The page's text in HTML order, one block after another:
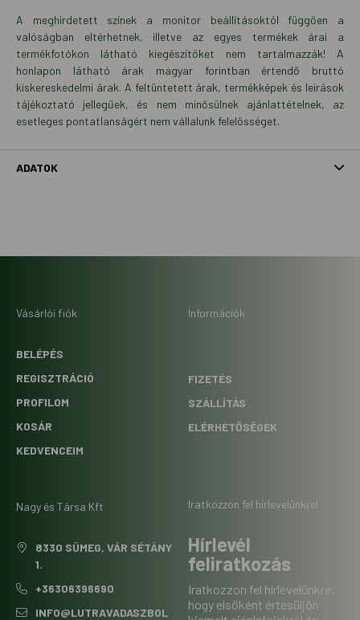
A meghirdetett színek a monitor beállításoktól függően a
valóságban eltérhetnek, illetve az egyes termékek árai a
termékfotókon látható kiegészítőket nem tartalmazzák! A
honlapon látható árak magyar forintban értendő bruttó
kiskereskedelmi árak. A feltüntetett árak, termékképek és leírások
tájékoztató jellegűek, és nem minősülnek ajánlattételnek, az
esetleges pontatlanságért nem vállalunk felelősséget.
ADATOK
Vásárlói fiók
BELÉPÉS
REGISZTRÁCIÓ
PROFILOM
KOSÁR
KEDVENCEIM
Információk
FIZETÉS
SZÁLLÍTÁS
ELÉRHETŐSÉGEK
Nagy és Társa Kft
8330 SÜMEG, VÁR SÉTÁNY
1.
+36306396690
INFO@LUTRAVADASZBOL
Iratkozzon fel hírlevelünkre!
Hírlevél
feliratkozás
Iratkozzon fel hírlevelünkre,
hogy elsőként értesüljön